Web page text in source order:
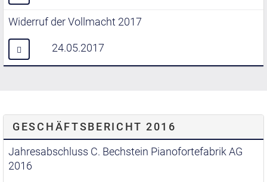
Widerruf der Vollmacht 2017
24.05.2017
GESCHÄFTSBERICHT 2016
Jahresabschluss C. Bechstein Pianofortefabrik AG
2016